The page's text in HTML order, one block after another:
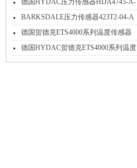
德国HYDAC压力传感器HDA4745-A-
016-000现货当天发货
BARKSDALE压力传感器423T2-04-A
压力使用范围
德国贺德克ETS4000系列温度传感器
产品介绍
德国HYDAC贺德克ETS4000系列温度
传感器产品介绍